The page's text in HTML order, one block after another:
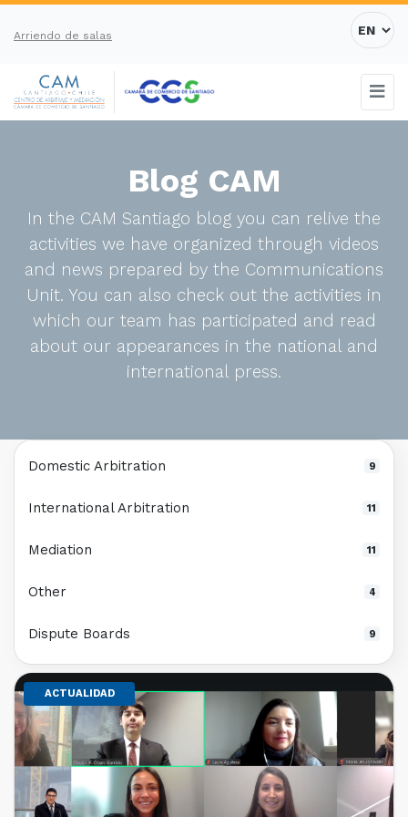
Arriendo de salas
Blog CAM
In the CAM Santiago blog you can relive the
activities we have organized through videos
and news prepared by the Communications
Unit. You can also check out the activities in
which our team has participated and read
about our appearances in the national and
international press.
ACTUALIDAD
Domestic Arbitration 9
International Arbitration 11
Mediation 11
Other 4
Dispute Boards 9